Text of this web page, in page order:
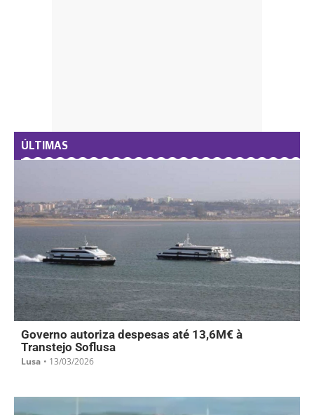
ÚLTIMAS
Governo autoriza despesas até 13,6M€ à
Transtejo Soflusa
Lusa • 13/03/2026